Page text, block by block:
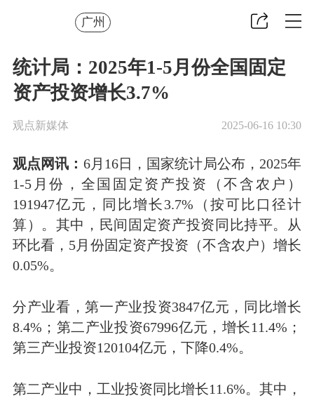
广州
统计局：2025年1-5月份全国固定
资产投资增长3.7%
观点新媒体 2025-06-16 10:30
观点网讯： 6月16日，国家统计局公布，2025年
1-5月份，全国固定资产投资（不含农户）
191947亿元，同比增长3.7%（按可比口径计
算）。其中，民间固定资产投资同比持平。从
环比看，5月份固定资产投资（不含农户）增长
0.05%。
分产业看，第一产业投资3847亿元，同比增长
8.4%；第二产业投资67996亿元，增长11.4%；
第三产业投资120104亿元，下降0.4%。
第二产业中，工业投资同比增长11.6%。其中，